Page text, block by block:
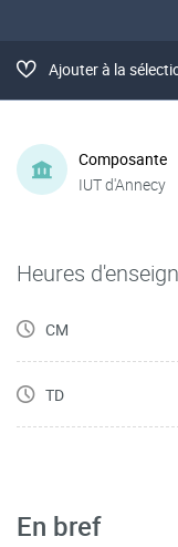
Ajouter à la
Composante
IUT d'Annecy
Heures
CM
TD
En bref